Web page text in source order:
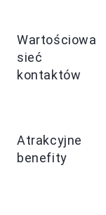
Wartościowa
sieć
kontaktów
Atrakcyjne
benefity